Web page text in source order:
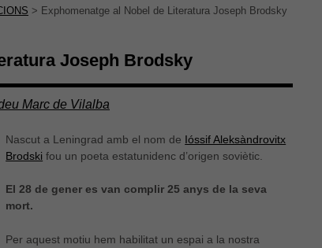
> Exphomenatge al Nobel de Literatura Joseph Brodsky
Joseph Brodsky
Marc de Vilalba
Nascut a Leningrad amb el nom de Ióssif Aleksàndrovitx
Brodski fou un poeta estatunidenc d’origen soviètic.
El 28 de gener es van complir 25 anys de la seva
mort.
Per aquest motiu hem habilitat un espai a la nostra